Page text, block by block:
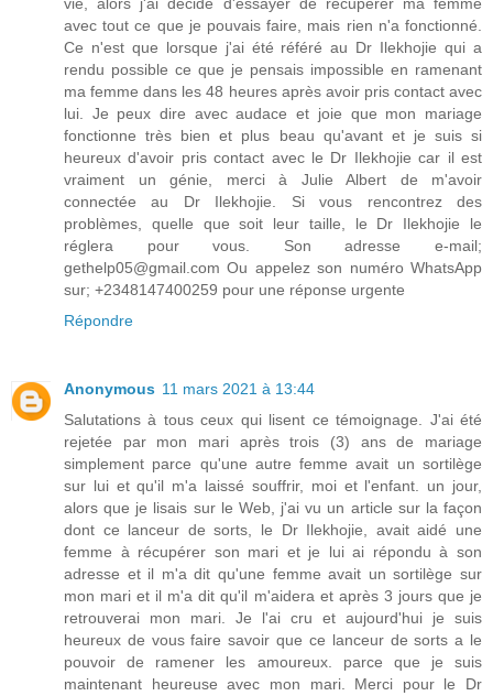
avec tout ce que je pouvais faire, mais rien n'a fonctionné.
Ce n'est que lorsque j'ai été référé au Dr Ilekhojie qui a
rendu possible ce que je pensais impossible en ramenant
ma femme dans les 48 heures après avoir pris contact avec
lui. Je peux dire avec audace et joie que mon mariage
fonctionne très bien et plus beau qu'avant et je suis si
heureux d'avoir pris contact avec le Dr Ilekhojie car il est
vraiment un génie, merci à Julie Albert de m'avoir
connectée au Dr Ilekhojie. Si vous rencontrez des
problèmes, quelle que soit leur taille, le Dr Ilekhojie le
réglera pour vous. Son adresse e-mail;
gethelp05@gmail.com Ou appelez son numéro WhatsApp
sur; +2348147400259 pour une réponse urgente
Répondre
Anonymous 11 mars 2021 à 13:44
Salutations à tous ceux qui lisent ce témoignage. J'ai été
rejetée par mon mari après trois (3) ans de mariage
simplement parce qu'une autre femme avait un sortilège
sur lui et qu'il m'a laissé souffrir, moi et l'enfant. un jour,
alors que je lisais sur le Web, j'ai vu un article sur la façon
dont ce lanceur de sorts, le Dr Ilekhojie, avait aidé une
femme à récupérer son mari et je lui ai répondu à son
adresse et il m'a dit qu'une femme avait un sortilège sur
mon mari et il m'a dit qu'il m'aidera et après 3 jours que je
retrouverai mon mari. Je l'ai cru et aujourd'hui je suis
heureux de vous faire savoir que ce lanceur de sorts a le
pouvoir de ramener les amoureux. parce que je suis
maintenant heureuse avec mon mari. Merci pour le Dr